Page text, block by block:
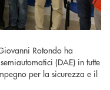
Rotondo ha
(DAE) in tutte
per la sicurezza e il